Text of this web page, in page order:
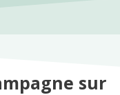
sur